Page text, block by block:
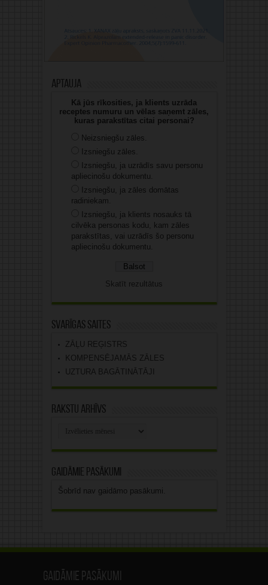
Aptauja
Kā jūs rīkosities, ja klients uzrāda
receptes numuru un vēlas saņemt zāles,
kuras parakstītas citai personai?
Neizsniegšu zāles.
Izsniegšu zāles.
Izsniegšu, ja uzrādīs savu personu
apliecinošu dokumentu.
Izsniegšu, ja zāles domātas
radiniekam.
Izsniegšu, ja klients nosauks tā
cilvēka personas kodu, kam zāles
parakstītas, vai uzrādīs šo personu
apliecinošu dokumentu.
Skatīt rezultātus
Svarīgas saites
ZĀĻU REĢISTRS
KOMPENSĒJAMĀS ZĀLES
UZTURA BAGĀTINĀTĀJI
Rakstu arhīvs
Gaidāmie pasākumi
Šobrīd nav gaidāmo pasākumi.
Gaidāmie pasākumi